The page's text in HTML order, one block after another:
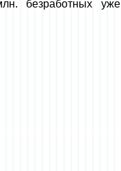
безработных уже